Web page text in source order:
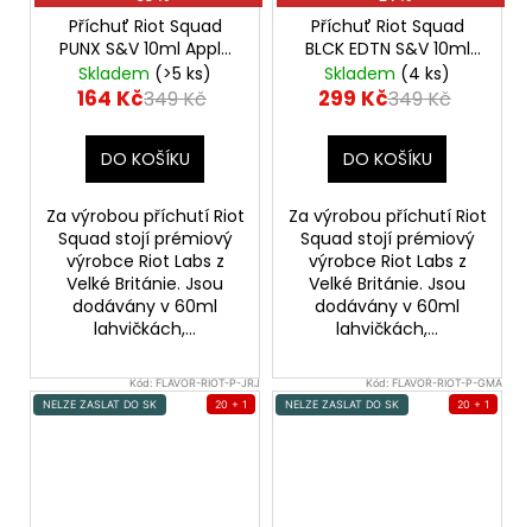
Příchuť Riot Squad
PUNX S&V 10ml Apple
Cucumber Mint &
Aniseed (Jablko s
anýzem)
Skladem (>5 ks)
164 Kč349 Kč
DO KOŠÍKU
Za výrobou příchutí Riot
Squad stojí prémiový
výrobce Riot Labs z
Velké Británie. Jsou
dodávány v 60ml
lahvičkách,...
Příchuť Riot Squad
BLCK EDTN S&V 10ml
Deluxe Passionfruit &
Rhubarb (Marakuja s
Skladem (4 ks)
299 Kč349 Kč
DO KOŠÍKU
Za výrobou příchutí Riot
Squad stojí prémiový
výrobce Riot Labs z
Velké Británie. Jsou
dodávány v 60ml
lahvičkách,...
Kód:FLAVOR-RIOT-P-JRJ
NELZE ZASLAT DO SK
20 + 1
Kód:FLAVOR-RIOT-P-GMA
NELZE ZASLAT DO SK
20 + 1